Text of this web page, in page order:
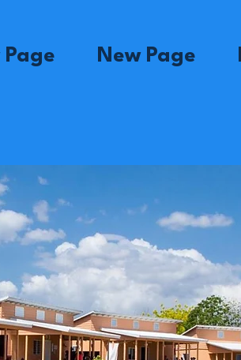
Page New Page